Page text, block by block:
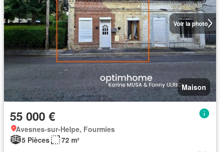
Voir la photo
Maison
55 000 €
Avesnes-sur-Helpe, Fourmies
5 Pièces
72 m²